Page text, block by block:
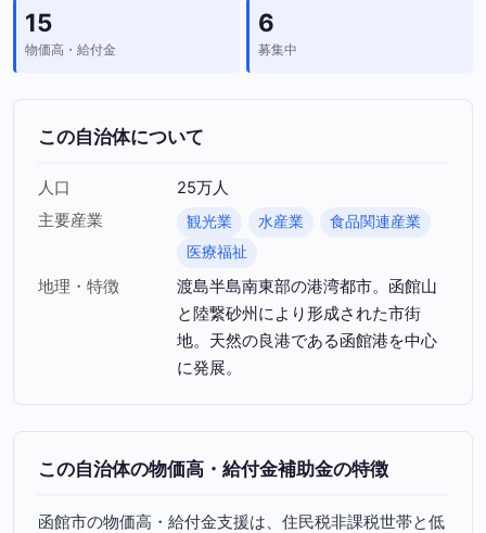
15
物価高・給付金
6
募集中
この自治体について
人口
25万人
主要産業
観光業 水産業
食品関連産業
医療福祉
地理・特徴
渡島半島南東部の港湾都市。函館山
と陸繋砂州により形成された市街
地。天然の良港である函館港を中心
に発展。
この自治体の物価高・給付金補助金の特徴
函館市の物価高・給付金支援は、住民税非課税世帯と低